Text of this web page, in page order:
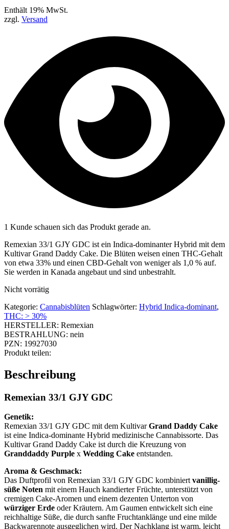
Enthält 19% MwSt.
zzgl. Versand
1 Kunde schauen sich das Produkt gerade an.
Remexian 33/1 GJY GDC ist ein Indica-dominanter Hybrid mit dem
Kultivar Grand Daddy Cake. Die Blüten weisen einen THC-Gehalt
von etwa 33% und einen CBD-Gehalt von weniger als 1,0 % auf.
Sie werden in Kanada angebaut und sind unbestrahlt.
Nicht vorrätig
Kategorie: Cannabisblüten Schlagwörter: Hybrid Indica-dominant,
THC: > 30%
HERSTELLER: Remexian
BESTRAHLUNG: nein
PZN: 19927030
Produkt teilen:
Beschreibung
Remexian 33/1 GJY GDC
Genetik:
Remexian 33/1 GJY GDC mit dem KultivarGrand Daddy Cake
ist eine Indica-dominante Hybrid medizinische Cannabissorte. Das
Kultivar Grand Daddy Cake ist durch die Kreuzung von
Granddaddy Purple x Wedding Cake entstanden.
Aroma & Geschmack:
Das Duftprofil von Remexian 33/1 GJY GDC kombiniertvanillig-
süße Noten mit einem Hauch kandierter Früchte, unterstützt von
cremigen Cake-Aromen und einem dezenten Unterton von
würziger Erde oder Kräutern. Am Gaumen entwickelt sich eine
reichhaltige Süße, die durch sanfte Fruchtanklänge und eine milde
Backwarennote ausgeglichen wird. Der Nachklang ist warm, leicht